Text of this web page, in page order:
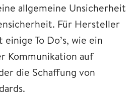
allgemeine Unsicherheit
Für Hersteller
To Do’s, wie ein
Kommunikation auf
die Schaffung von